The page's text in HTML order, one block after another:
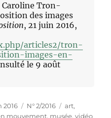
Caroline Tron-
des images
, 21 juin 2016,
articles2/tron-
images-en-
le 9 août
2016 Catégories
N° 2/2016 Étiquettes
art,
mouvement, musée,vidéo